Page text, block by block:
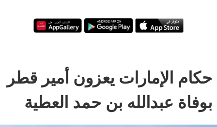
حكام الإمارات يعزون أمير قطر
بوفاة عبدالله بن حمد العطية